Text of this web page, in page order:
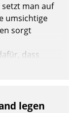
man auf
umsichtige
sorgt
dass
sein muss,
legen